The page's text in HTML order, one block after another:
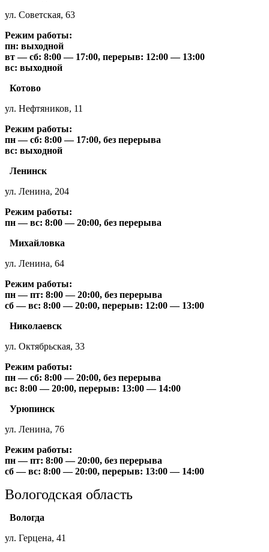
ул. Советская, 63
Режим работы:
пн: выходной
вт — сб: 8:00 — 17:00, перерыв: 12:00 — 13:00
вс: выходной
Котово
ул. Нефтяников, 11
Режим работы:
пн — сб: 8:00 — 17:00, без перерыва
вс: выходной
Ленинск
ул. Ленина, 204
Режим работы:
пн — вс: 8:00 — 20:00, без перерыва
Михайловка
ул. Ленина, 64
Режим работы:
пн — пт: 8:00 — 20:00, без перерыва
сб — вс: 8:00 — 20:00, перерыв: 12:00 — 13:00
Николаевск
ул. Октябрьская, 33
Режим работы:
пн — сб: 8:00 — 20:00, без перерыва
вс: 8:00 — 20:00, перерыв: 13:00 — 14:00
Урюпинск
ул. Ленина, 76
Режим работы:
пн — пт: 8:00 — 20:00, без перерыва
сб — вс: 8:00 — 20:00, перерыв: 13:00 — 14:00
Вологодская область
Вологда
ул. Герцена, 41